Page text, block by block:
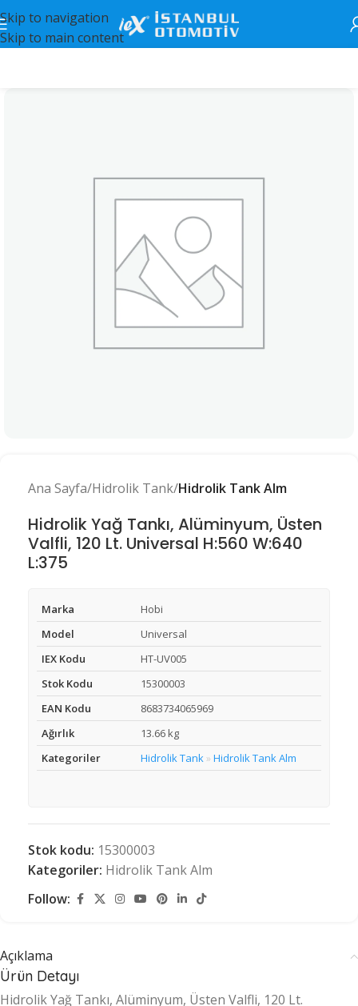
Skip to navigation
Skip to main content
Ana Sayfa Hidrolik Tank Hidrolik Tank Alm
Hidrolik Yağ Tankı, Alüminyum, Üsten
Valfli, 120 Lt. Universal H:560 W:640
L:375
Marka
Hobi
Model
Universal
IEX Kodu
HT-UV005
Stok Kodu
15300003
EAN Kodu
8683734065969
Ağırlık
13.66 kg
Kategoriler
Hidrolik Tank » Hidrolik Tank Alm
Stok kodu: 15300003
Kategoriler: Hidrolik Tank Alm
Follow:
Açıklama
Ürün Detayı
Hidrolik Yağ Tankı, Alüminyum, Üsten Valfli, 120 Lt.